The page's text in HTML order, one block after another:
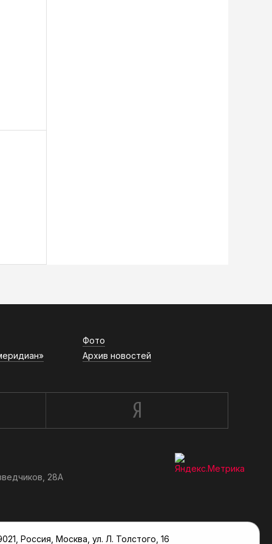
Фото
Архив новостей
28А
Россия, Москва, ул. Л. Толстого, 16